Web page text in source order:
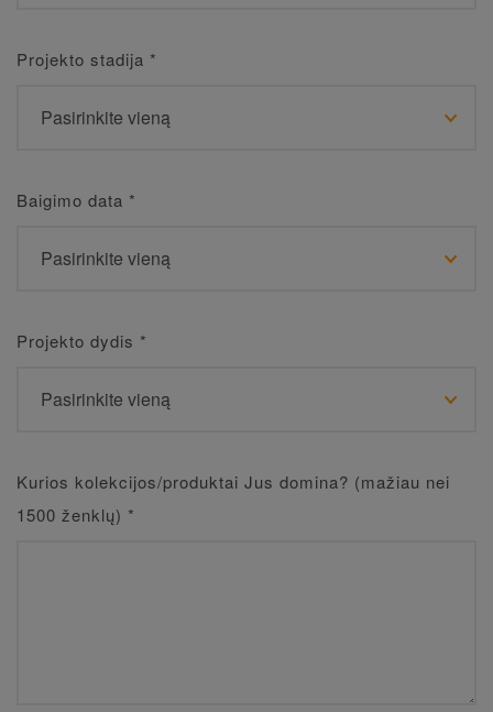
Projekto stadija *
Baigimo data *
Projekto dydis *
Kurios kolekcijos/produktai Jus domina? (mažiau nei
1500 ženklų) *